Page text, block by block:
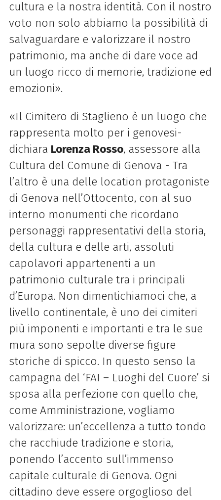
cultura e la nostra identità. Con il nostro
voto non solo abbiamo la possibilità di
salvaguardare e valorizzare il nostro
patrimonio, ma anche di dare voce ad
un luogo ricco di memorie, tradizione ed
emozioni».
«Il Cimitero di Staglieno è un luogo che
rappresenta molto per i genovesi-
dichiara Lorenza Rosso, assessore alla
Cultura del Comune di Genova - Tra
l’altro è una delle location protagoniste
di Genova nell’Ottocento, con al suo
interno monumenti che ricordano
personaggi rappresentativi della storia,
della cultura e delle arti, assoluti
capolavori appartenenti a un
patrimonio culturale tra i principali
d’Europa. Non dimentichiamoci che, a
livello continentale, è uno dei cimiteri
più imponenti e importanti e tra le sue
mura sono sepolte diverse figure
storiche di spicco. In questo senso la
campagna del ‘FAI – Luoghi del Cuore’ si
sposa alla perfezione con quello che,
come Amministrazione, vogliamo
valorizzare: un’eccellenza a tutto tondo
che racchiude tradizione e storia,
ponendo l’accento sull’immenso
capitale culturale di Genova. Ogni
cittadino deve essere orgoglioso del